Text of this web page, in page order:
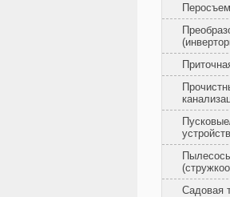
Садовая